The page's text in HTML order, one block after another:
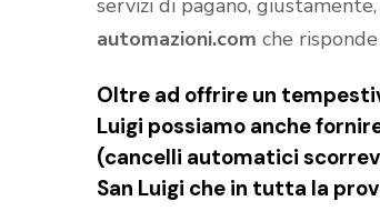
servizi di pagano,
automazioni.com che
Oltre ad offrire un
Luigi possiamo anche
(cancelli automatici
San Luigi che in tutta la